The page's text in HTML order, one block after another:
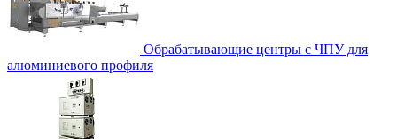
Обрабатывающие центры с ЧПУ для
алюминиевого профиля